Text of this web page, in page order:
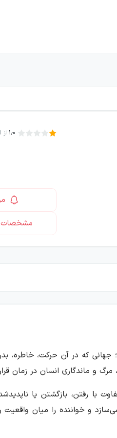
1.0 از 1
مشخصات
جهانی که در آن حرکت، خاطره،
مرگ و ماندگاری انسان در زمان
با رفتن، بازگشتن یا
و خواننده را میان